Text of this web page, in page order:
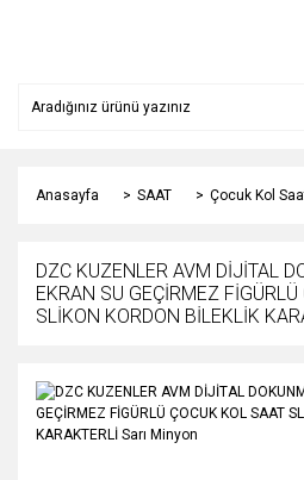
Anasayfa SAAT Çocuk Kol
DZC KUZENLER AVM DİJİTAL
EKRAN SU GEÇİRMEZ
SLİKON KORDON BİLEKLİK